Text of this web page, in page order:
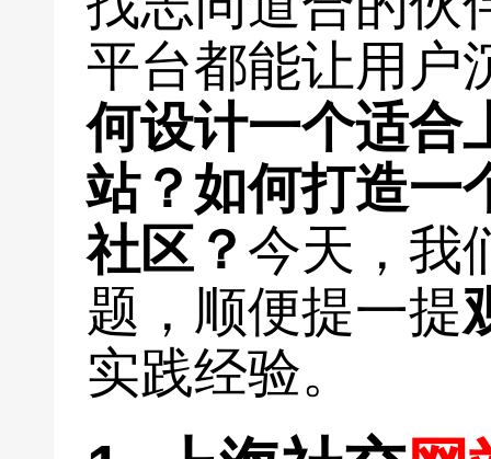
平台都能让用户
何设计一个适合
站？如何打造一
社区？ 今天，我
题，顺便提一提
实践经验。